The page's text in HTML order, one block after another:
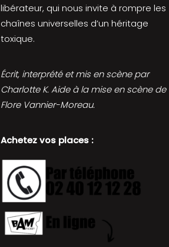
libérateur, qui nous invite à rompre les
chaînes universelles d’un héritage
toxique.
Écrit, interprété et mis en scène par
Charlotte K. Aide à la mise en scène de
Flore Vannier-Moreau.
Achetez vos places :